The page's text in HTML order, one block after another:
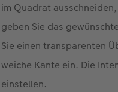
im Quadrat
geben Sie das
Sie einen transparenten
weiche Kante ein. Die
einstellen.